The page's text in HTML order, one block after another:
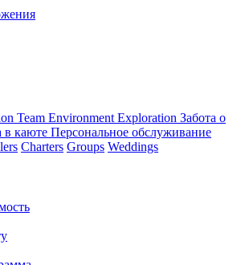
Team Environment Exploration Забота о
в каюте Персональное обслуживание
Charters Groups Weddings